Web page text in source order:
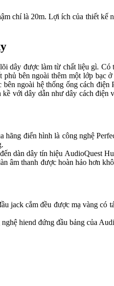
chí là 20m. Lợi ích của thiết
dây được làm từ chất liệu gì.
bên ngoài thêm một lớp
ngoài hệ thống ống cách
với dây dẫn như dây cách điện
điển hình là công nghệ
dàn dây tín hiệu AudioQuest
âm thanh được hoàn hảo hơn
jack cắm đều được mạ vàng
hiend đứng đầu bảng của